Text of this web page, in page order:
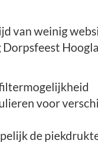
van weinig
voor
de